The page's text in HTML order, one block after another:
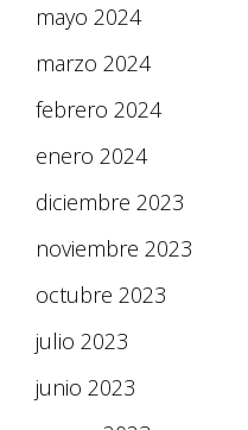
mayo 2024
marzo 2024
febrero 2024
enero 2024
diciembre 2023
noviembre 2023
octubre 2023
julio 2023
junio 2023